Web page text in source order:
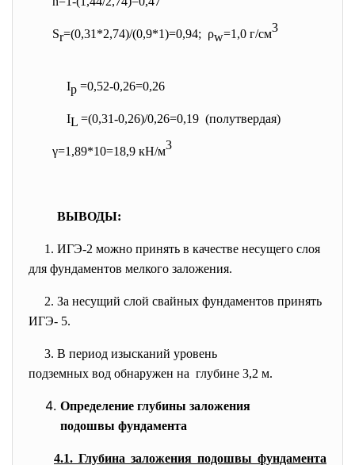
Sr=(0,31*2,74)/(0,9*1)=0,94; ρw=1,0 г/см3
Ip =0,52-0,26=0,26
IL =(0,31-0,26)/0,26=0,19 (полутвердая)
γ=1,89*10=18,9 кН/м3
ВЫВОДЫ:
1. ИГЭ-2 можно принять в качестве несущего слоя
для фундаментов мелкого заложения.
2. За несущий слой свайных фундаментов принять
ИГЭ- 5.
3. В период изысканий уровень
подземных вод обнаружен на глубине 3,2 м.
Определение глубины заложения
подошвы фундамента
4.1. Глубина заложения подошвы фундамента